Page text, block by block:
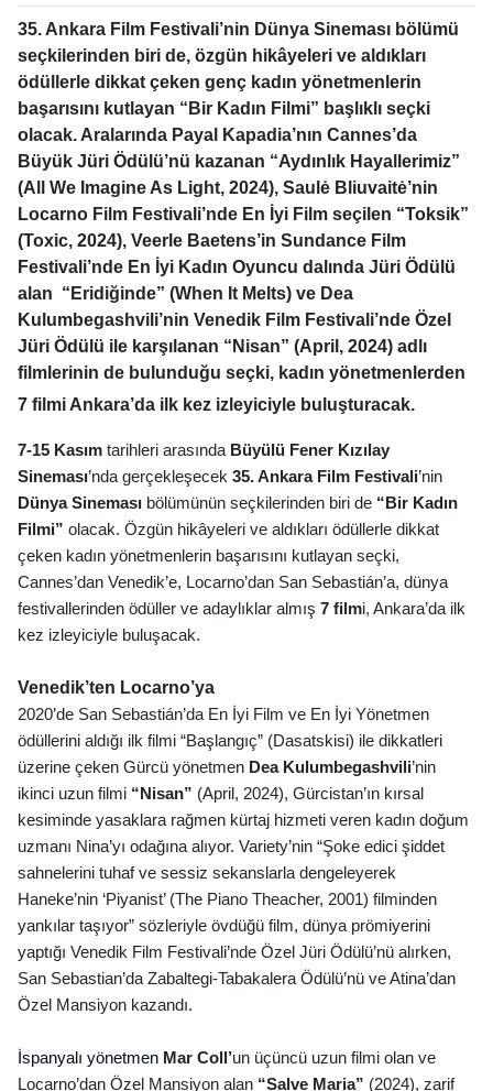
35. Ankara Film Festivali’nin Dünya Sineması bölümü
seçkilerinden biri de, özgün hikâyeleri ve aldıkları
ödüllerle dikkat çeken genç kadın yönetmenlerin
başarısını kutlayan “Bir Kadın Filmi” başlıklı seçki
olacak. Aralarında Payal Kapadia’nın Cannes’da
Büyük Jüri Ödülü’nü kazanan “Aydınlık Hayallerimiz”
(All We Imagine As Light, 2024), Saulė Bliuvaitė’nin
Locarno Film Festivali’nde En İyi Film seçilen “Toksik”
(Toxic, 2024), Veerle Baetens’in Sundance Film
Festivali’nde En İyi Kadın Oyuncu dalında Jüri Ödülü
alan “Eridiğinde” (When It Melts) ve Dea
Kulumbegashvili’nin Venedik Film Festivali’nde Özel
Jüri Ödülü ile karşılanan “Nisan” (April , 2024) adlı
filmlerinin de bulunduğu seçki, kadın yönetmenlerden
7 filmi Ankara’da ilk kez izleyiciyle buluşturacak.
7-15 Kasım tarihleri arasında Büyülü Fener Kızılay
Sineması’nda gerçekleşecek 35. Ankara Film Festivali’nin
Dünya Sineması bölümünün seçkilerinden biri de “Bir Kadın
Filmi” olacak. Özgün hikâyeleri ve aldıkları ödüllerle dikkat
çeken kadın yönetmenlerin başarısını kutlayan seçki,
Cannes’dan Venedik’e, Locarno’dan San Sebastián’a, dünya
festivallerinden ödüller ve adaylıklar almış 7 filmi, Ankara’da ilk
kez izleyiciyle buluşacak.
Venedik’ten Locarno’ya
2020’de San Sebastián’da En İyi Film ve En İyi Yönetmen
ödüllerini aldığı ilk filmi “Baş langıç” (Dasatskisi) ile dikkatleri
üzerine çeken Gürcü yönetmen Dea Kulumbegashvili’nin
ikinci uzun filmi “Nisan” (April , 2024), Gürcistan’ın kırsal
kesiminde yasaklara rağmen kürtaj hizmeti veren kadın doğum
uzmanı Nina’yı odağına alıyor. Variety’nin “Şoke edici şiddet
sahnelerini tuhaf ve sessiz sekanslarla dengeleyerek
Haneke’nin ‘Piyanist’ (The Piano Theacher, 2001) filminden
yankılar taşıyor” sözleriyle övdüğü film, dünya prömiyerini
yaptığı Venedik Film Festivali’nde Özel Jüri Ödülü’nü alırken,
San Sebastian’da Zabaltegi-Tabakalera Ödülü’nü ve Atina’dan
Özel Mansiyon kazandı.
İspanyalı yönetmen Mar Coll ’un üçüncü uzun filmi olan ve
Locarno’dan Özel Mansiyon alan “Salve Maria” (2024), zarif